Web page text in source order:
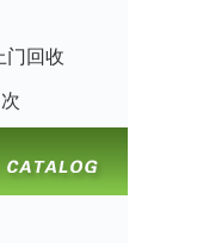
门回收